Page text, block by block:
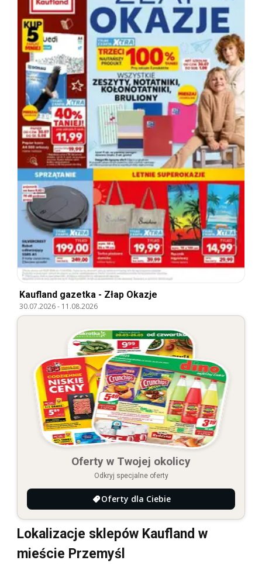
Kaufland gazetka - Złap Okazje
30.07.2026- 11.08.2026
Oferty w Twojej okolicy
Odkryj specjalne oferty
Oferty dla Ciebie
Lokalizacje sklepów Kaufland w
mieście Przemyśl